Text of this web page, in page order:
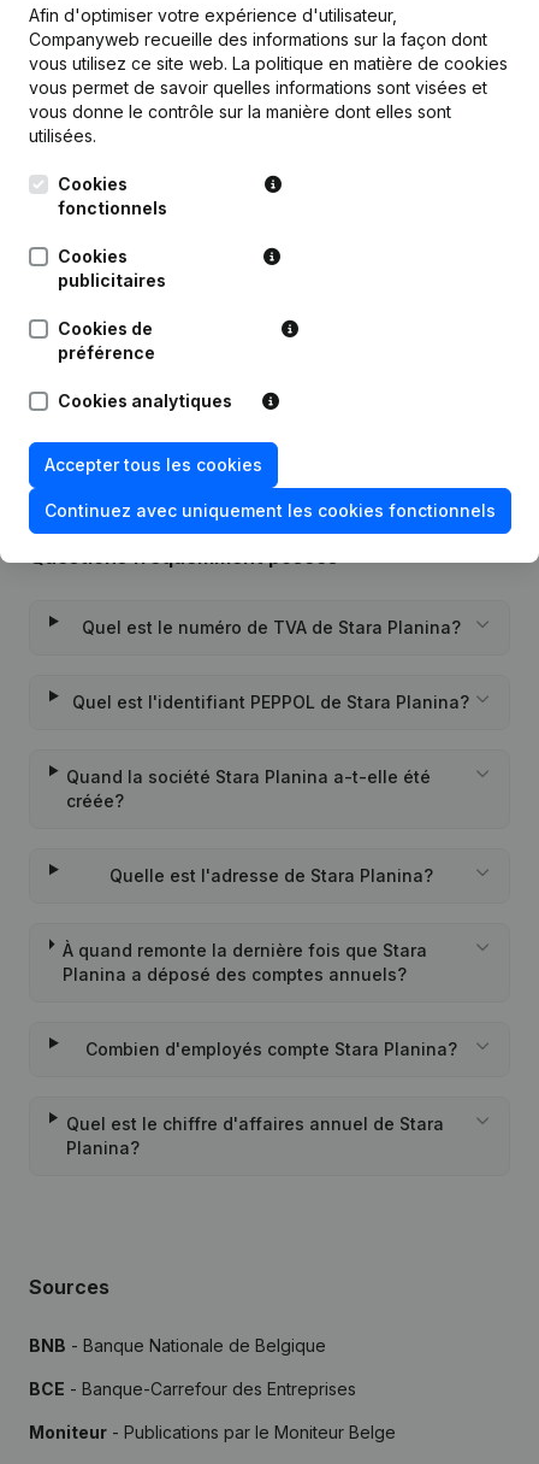
Marge brute €22 564 € 21 720
Demissions - Nominations
27-12-2018
Personne Morale, Ouverture
Succursale, etc...)
Questions fréquemment posées
Quel est le numéro de TVA de Stara Planina?
Quel est l'identifiant PEPPOL de Stara Planina?
Quand la société Stara Planina a-t-elle été
créée?
Quelle est l'adresse de Stara Planina?
À quand remonte la dernière fois que Stara
Planina a déposé des comptes annuels?
Combien d'employés compte Stara Planina?
Quel est le chiffre d'affaires annuel de Stara
Planina?
Sources
BNB - Banque Nationale de Belgique
BCE - Banque-Carrefour des Entreprises
Moniteur - Publications par le Moniteur Belge
Afin d'optimiser votre expérience d'utilisateur,
Companyweb recueille des informations sur la façon dont
vous utilisez ce site web. La politique en matière de cookies
vous permet de savoir quelles informations sont visées et
vous donne le contrôle sur la manière dont elles sont
utilisées.
Cookies
fonctionnels
Cookies
publicitaires
Cookies de
préférence
Cookies analytiques
Accepter tous les cookies
Continuez avec uniquement les cookies fonctionnels